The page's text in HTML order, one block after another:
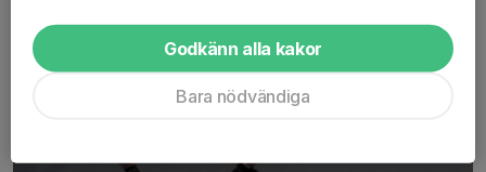
Läs mer
Ikväll gäller det för våra damer!
Godkänn alla kakor
Bara nödvändiga